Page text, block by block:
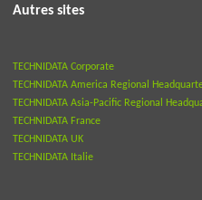
Autres sites
TECHNIDATA Corporate
TECHNIDATA America Regional
TECHNIDATA Asia-Pacific Regional
TECHNIDATA France
TECHNIDATA UK
TECHNIDATA Italie